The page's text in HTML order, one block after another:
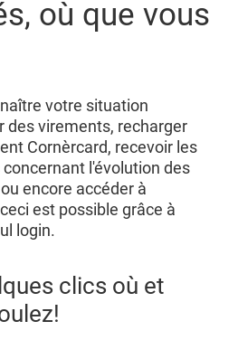
où que vous
votre situation
des virements, recharger
Cornèrcard, recevoir les
l'évolution des
encore accéder à
est possible grâce à
login.
clics où et